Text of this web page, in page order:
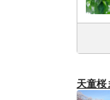
天童桜